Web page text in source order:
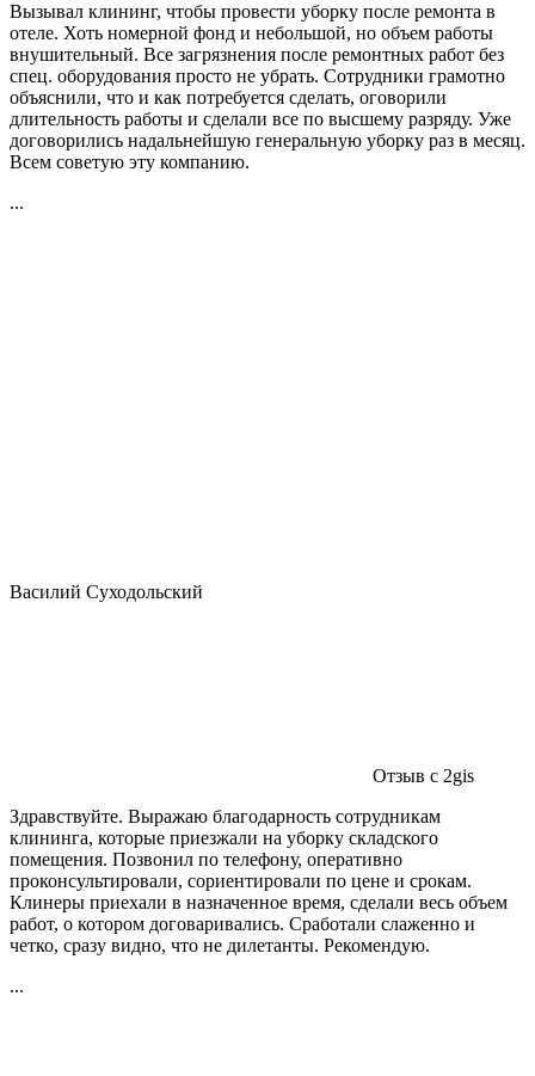
Вызывал клининг, чтобы провести уборку после ремонта в
отеле. Хоть номерной фонд и небольшой, но объем работы
внушительный. Все загрязнения после ремонтных работ без
спец. оборудования просто не убрать. Сотрудники грамотно
объяснили, что и как потребуется сделать, оговорили
длительность работы и сделали все по высшему разряду. Уже
договорились надальнейшую генеральную уборку раз в месяц.
Всем советую эту компанию.
...
Василий Суходольский
Отзыв с 2gis
Здравствуйте. Выражаю благодарность сотрудникам
клининга, которые приезжали на уборку складского
помещения. Позвонил по телефону, оперативно
проконсультировали, сориентировали по цене и срокам.
Клинеры приехали в назначенное время, сделали весь объем
работ, о котором договаривались. Сработали слаженно и
четко, сразу видно, что не дилетанты. Рекомендую.
...